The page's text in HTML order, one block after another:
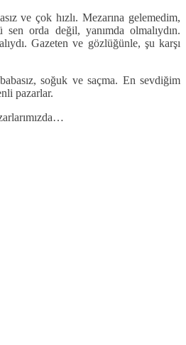
ve çok hızlı. Mezarına gelemedim,
sen orda değil, yanımda olmalıydın.
Gazeten ve gözlüğünle, şu karşı
soğuk ve saçma. En sevdiğim
pazarlar.